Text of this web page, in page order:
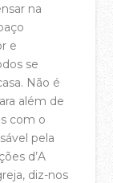
na
e
se
Não é
além de
com o
pela
d’A
diz-nos